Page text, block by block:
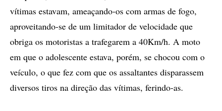
vítimas estavam, ameaçando-os com armas de fogo,
aproveitando-se de um limitador de velocidade que
obriga os motoristas a trafegarem a 40Km/h. A moto
em que o adolescente estava, porém, se chocou com o
veículo, o que fez com que os assaltantes disparassem
diversos tiros na direção das vítimas, ferindo-as.